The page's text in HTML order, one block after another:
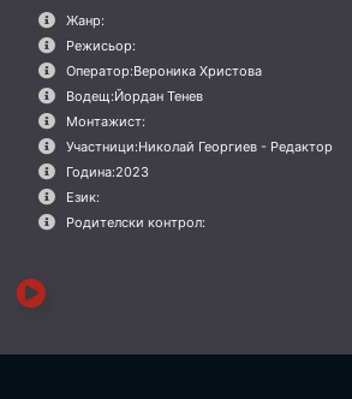
Жанр:
Режисьор:
Оператор:Вероника Христова
Водещ:Йордан Тенев
Монтажист:
Участници:Николай Георгиев - Редактор
Година:2023
Език:
Родителски контрол: